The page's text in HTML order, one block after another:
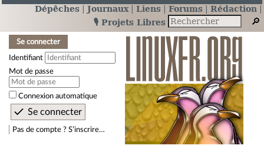
Dépêches Journaux Liens Forums
Rédaction
🎙️ Projets Libres
Se connecter
Identifiant
Mot de passe
Connexion automatique
Pas de compte ? S’inscrire…